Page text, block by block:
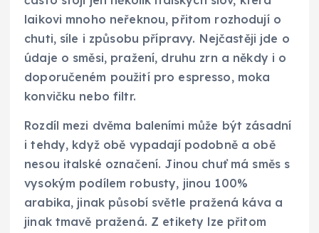
laikovi mnoho neřeknou, přitom rozhodují o
chuti, síle i způsobu přípravy. Nejčastěji jde o
údaje o směsi, pražení, druhu zrn a někdy i o
doporučeném použití pro espresso, moka
konvičku nebo filtr.
Rozdíl mezi dvěma baleními může být zásadní
i tehdy, když obě vypadají podobně a obě
nesou italské označení. Jinou chuť má směs s
vysokým podílem robusty, jinou 100%
arabika, jinak působí světle pražená káva a
jinak tmavě pražená. Z etikety lze přitom